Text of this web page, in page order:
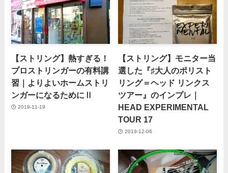
【ストリング】熱すぎる！
プロストリンガーの有料講
習｜よりよいホームストリ
ンガーになるためにⅡ
2019-11-19
【ストリング】モニター当
選した『♯大人のポリスト
リング＝ヘッド リンクス
ツアー』のインプレ｜
HEAD EXPERIMENTAL
TOUR 17
2019-12-06